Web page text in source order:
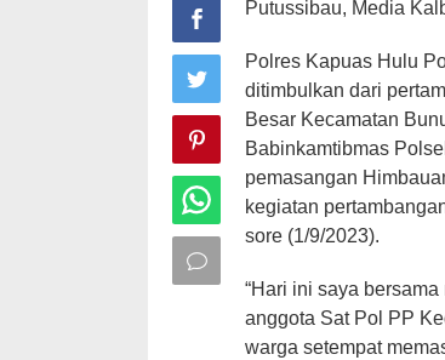
Putussibau, Media
Polres Kapuas Hulu
ditimbulkan dari
Besar Kecamatan
Babinkamtibmas
pemasangan
kegiatan
sore (1/9/2023).
“Hari ini saya
anggota Sat Pol PP
warga setempat